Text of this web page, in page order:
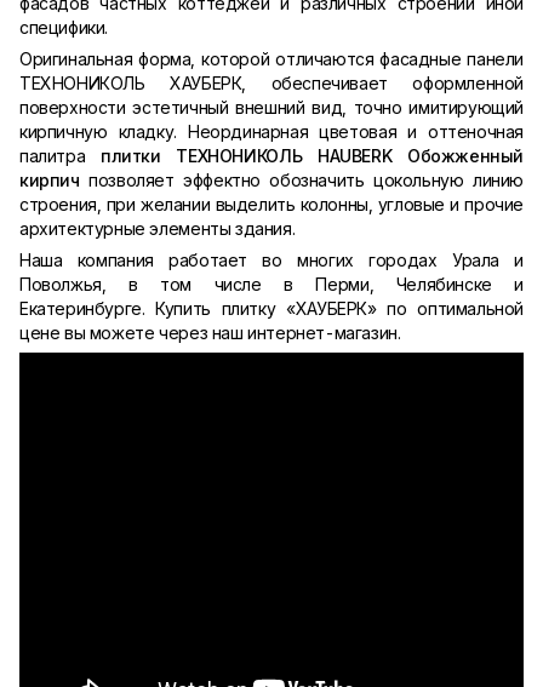
специфики.
Оригинальная форма, которой отличаются фасадные панели
ТЕХНОНИКОЛЬ ХАУБЕРК, обеспечивает оформленной
поверхности эстетичный внешний вид, точно имитирующий
кирпичную кладку. Неординарная цветовая и оттеночная
палитра плитки ТЕХНОНИКОЛЬ HAUBERKОбожженный
кирпичпозволяет эффектно обозначить цокольную линию
строения, при желании выделить колонны, угловые и прочие
архитектурные элементы здания.
Наша компания работает во многих городах Урала и
Поволжья, в том числе в Перми, Челябинске и
Екатеринбурге. Купить плитку «ХАУБЕРК» по оптимальной
цене вы можете через наш интернет-магазин.